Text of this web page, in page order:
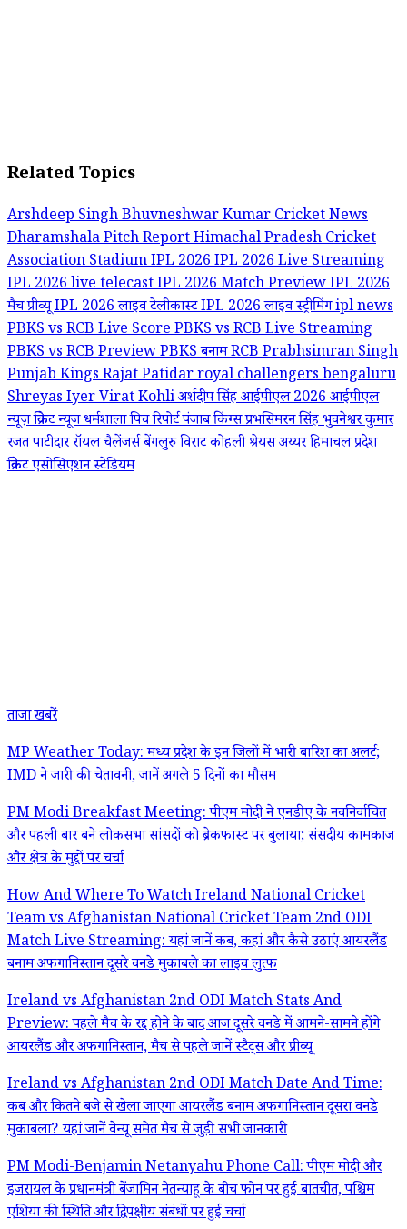
Related Topics
Arshdeep SinghBhuvneshwar KumarCricket News
Dharamshala Pitch ReportHimachal Pradesh Cricket
Association StadiumIPL 2026IPL 2026 Live Streaming
IPL 2026 live telecastIPL 2026 Match PreviewIPL 2026
मैच प्रीव्यूIPL 2026 लाइव टेलीकास्टIPL 2026 लाइव स्ट्रीमिंगipl news
PBKS vs RCB Live ScorePBKS vs RCB Live Streaming
PBKS vs RCB PreviewPBKS बनाम RCBPrabhsimran Singh
Punjab KingsRajat Patidarroyal challengers bengaluru
Shreyas IyerVirat Kohliअर्शदीप सिंहआईपीएल 2026आईपीएल
न्यूज़क्रिकेट न्यूजधर्मशाला पिच रिपोर्टपंजाब किंग्सप्रभसिमरन सिंहभुवनेश्वर कुमार
रजत पाटीदाररॉयल चैलेंजर्स बेंगलुरुविराट कोहलीश्रेयस अय्यरहिमाचल प्रदेश
क्रिकेट एसोसिएशन स्टेडियम
ताजा खबरें
MP Weather Today: मध्य प्रदेश के इन जिलों में भारी बारिश का अलर्ट;
IMD ने जारी की चेतावनी, जानें अगले 5 दिनों का मौसम
PM Modi Breakfast Meeting: पीएम मोदी ने एनडीए के नवनिर्वाचित
और पहली बार बने लोकसभा सांसदों को ब्रेकफास्ट पर बुलाया; संसदीय कामकाज
और क्षेत्र के मुद्दों पर चर्चा
How And Where To Watch Ireland National Cricket
Team vs Afghanistan National Cricket Team 2nd ODI
Match Live Streaming: यहां जानें कब, कहां और कैसे उठाएं आयरलैंड
बनाम अफगानिस्तान दूसरे वनडे मुकाबले का लाइव लुत्फ
Ireland vs Afghanistan 2nd ODI Match Stats And
Preview: पहले मैच के रद्द होने के बाद आज दूसरे वनडे में आमने-सामने होंगे
आयरलैंड और अफगानिस्तान, मैच से पहले जानें स्टैट्स और प्रीव्यू
Ireland vs Afghanistan 2nd ODI Match Date And Time:
कब और कितने बजे से खेला जाएगा आयरलैंड बनाम अफगानिस्तान दूसरा वनडे
मुकाबला? यहां जानें वेन्यू समेत मैच से जुड़ी सभी जानकारी
PM Modi-Benjamin Netanyahu Phone Call: पीएम मोदी और
इजरायल के प्रधानमंत्री बेंजामिन नेतन्याहू के बीच फोन पर हुई बातचीत, पश्चिम
एशिया की स्थिति और द्विपक्षीय संबंधों पर हुई चर्चा